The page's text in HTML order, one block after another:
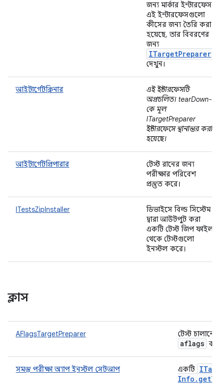
জন্য মার্কার ইন্টারফেস
এই ইন্টারফেসগুলো
কীসের জন্য তৈরি করা
হয়েছে, তার বিবরণের
জন্য
ITargetPreparer
দেখুন।
আইটার্গেটক্লিনার
এই ইন্টারফেসটি
অপ্রচলিত। tearDown-
কে মূল
ITargetPreparer
ইন্টারফেসে স্থানান্তর করা
হয়েছে।
আইটার্গেটপ্রিপারার
টেস্ট রানের জন্য
পরীক্ষার পরিবেশ
প্রস্তুত করে।
ITestsZipInstaller
ডিভাইসে বিল্ড সিস্টেম
দ্বারা আউটপুট করা
একটি টেস্ট জিপ ফাইল
থেকে টেস্টগুলো
ইনস্টল করে।
ক্লাস
AFlagsTargetPreparer টেস্ট
aflags
সমস্ত পরীক্ষা অ্যাপ ইনস্টল সেটআপ একটি
Info . get